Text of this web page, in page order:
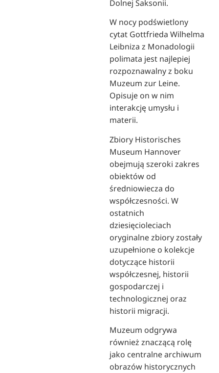
Dolnej Saksonii.
W nocy podświetlony
cytat Gottfrieda Wilhelma
Leibniza z Monadologii
polimata jest najlepiej
rozpoznawalny z boku
Muzeum zur Leine.
Opisuje on w nim
interakcję umysłu i
materii.
Zbiory Historisches
Museum Hannover
obejmują szeroki zakres
obiektów od
średniowiecza do
współczesności. W
ostatnich
dziesięcioleciach
oryginalne zbiory zostały
uzupełnione o kolekcje
dotyczące historii
współczesnej, historii
gospodarczej i
technologicznej oraz
historii migracji.
Muzeum odgrywa
również znaczącą rolę
jako centralne archiwum
obrazów historycznych